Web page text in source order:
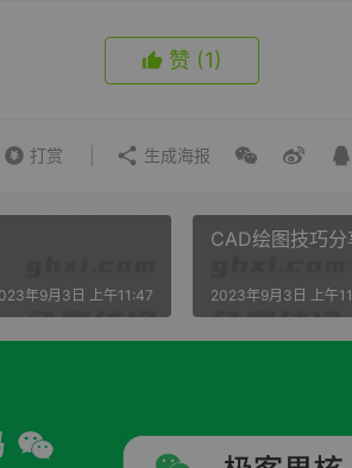
赞 (1)
打赏 生成海报
年9月3日 上午11:47
CAD绘图技巧
2023年9月3日 上午